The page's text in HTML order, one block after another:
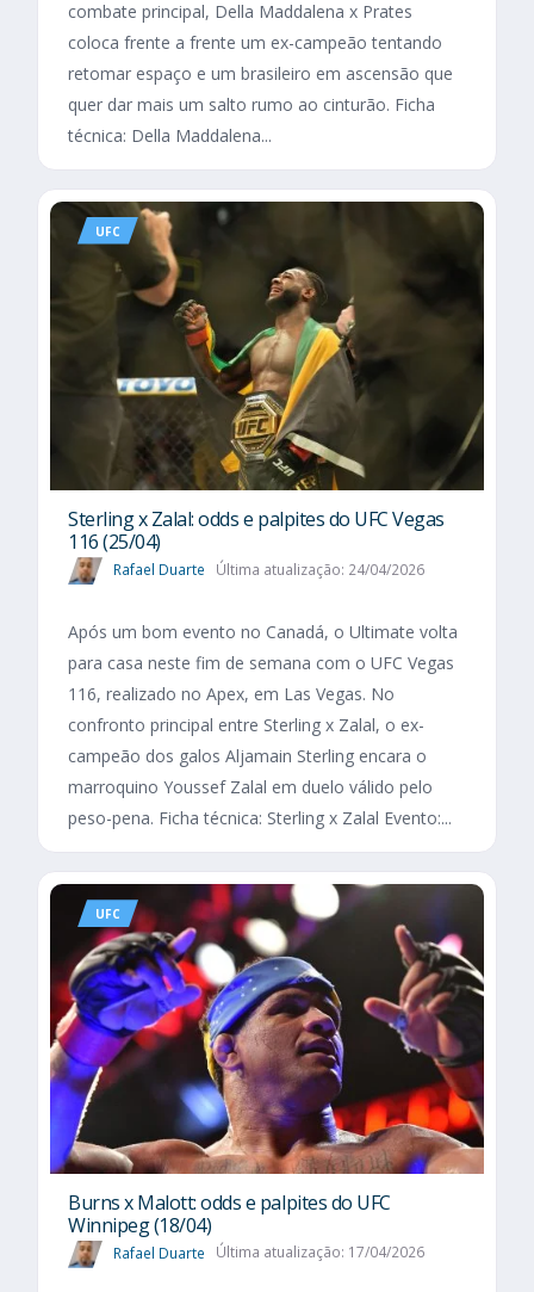
combate principal, Della Maddalena x Prates
coloca frente a frente um ex-campeão tentando
retomar espaço e um brasileiro em ascensão que
quer dar mais um salto rumo ao cinturão. Ficha
técnica: Della Maddalena...
UFC
Sterling x Zalal: odds e palpites do UFC Vegas
116 (25/04)
Rafael Duarte Última atualização: 24/04/2026
Após um bom evento no Canadá, o Ultimate volta
para casa neste fim de semana com o UFC Vegas
116, realizado no Apex, em Las Vegas. No
confronto principal entre Sterling x Zalal, o ex-
campeão dos galos Aljamain Sterling encara o
marroquino Youssef Zalal em duelo válido pelo
peso-pena. Ficha técnica: Sterling x Zalal Evento:...
UFC
Burns x Malott: odds e palpites do UFC
Winnipeg (18/04)
Rafael Duarte Última atualização: 17/04/2026